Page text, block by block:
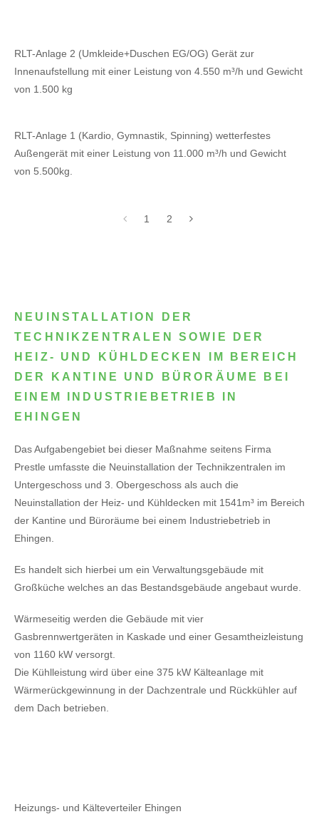
RLT-Anlage 2 (Umkleide+Duschen EG/OG) Gerät zur
Innenaufstellung mit einer Leistung von 4.550 m³/h und Gewicht
von 1.500 kg
RLT-Anlage 1 (Kardio, Gymnastik, Spinning) wetterfestes
Außengerät mit einer Leistung von 11.000 m³/h und Gewicht
von 5.500kg.
1 2
NEUINSTALLATION DER
TECHNIKZENTRALEN SOWIE DER
HEIZ- UND KÜHLDECKEN IM BEREICH
DER KANTINE UND BÜRORÄUME BEI
EINEM INDUSTRIEBETRIEB IN
EHINGEN
Das Aufgabengebiet bei dieser Maßnahme seitens Firma
Prestle umfasste die Neuinstallation der Technikzentralen im
Untergeschoss und 3. Obergeschoss als auch die
Neuinstallation der Heiz- und Kühldecken mit 1541m³ im Bereich
der Kantine und Büroräume bei einem Industriebetrieb in
Ehingen.
Es handelt sich hierbei um ein Verwaltungsgebäude mit
Großküche welches an das Bestandsgebäude angebaut wurde.
Wärmeseitig werden die Gebäude mit vier
Gasbrennwertgeräten in Kaskade und einer Gesamtheizleistung
von 1160 kW versorgt.
Die Kühlleistung wird über eine 375 kW Kälteanlage mit
Wärmerückgewinnung in der Dachzentrale und Rückkühler auf
dem Dach betrieben.
Heizungs- und Kälteverteiler Ehingen